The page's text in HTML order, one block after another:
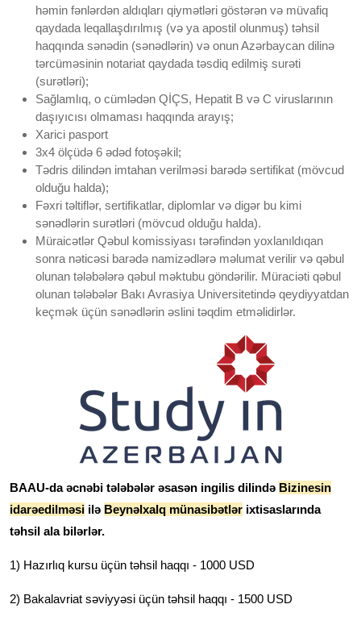
həmin fənlərdən aldıqları qiymətləri göstərən və müvafiq
qaydada leqallaşdırılmış (və ya apostil olunmuş) təhsil
haqqında sənədin (sənədlərin) və onun Azərbaycan dilinə
tərcüməsinin notariat qaydada təsdiq edilmiş surəti
(surətləri);
Sağlamlıq, o cümlədən QİÇS, Hepatit B və C viruslarının
daşıyıcısı olmaması haqqında arayış;
Xarici pasport
3x4 ölçüdə 6 ədəd fotoşəkil;
Tədris dilindən imtahan verilməsi barədə sertifikat (mövcud
olduğu halda);
Fəxri təltiflər, sertifikatlar, diplomlar və digər bu kimi
sənədlərin surətləri (mövcud olduğu halda).
Müraicətlər Qəbul komissiyası tərəfindən yoxlanıldıqan
sonra nəticəsi barədə namizədlərə məlumat verilir və qəbul
olunan tələbələrə qəbul məktubu göndərilir. Müraciəti qəbul
olunan tələbələr Bakı Avrasiya Universitetində qeydiyyatdan
keçmək üçün sənədlərin əslini təqdim etməlidirlər.
BAAU-da əcnəbi tələbələr əsasən ingilis dilində Bizinesin
idarəedilməsi ilə Beynəlxalq münasibətlər ixtisaslarında
təhsil ala bilərlər.
1) Hazırlıq kursu üçün təhsil haqqı - 1000 USD
2) Bakalavriat səviyyəsi üçün təhsil haqqı - 1500 USD